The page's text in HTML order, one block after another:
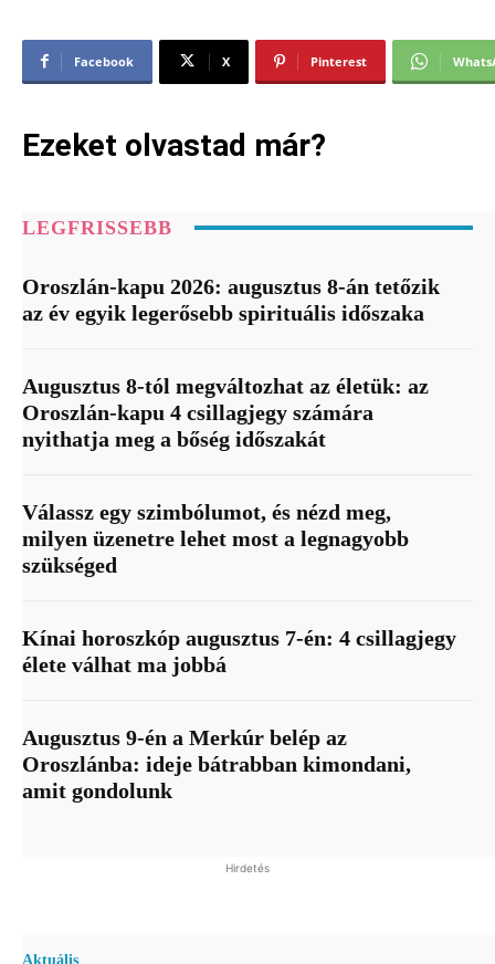
Facebook X Pinterest
Ezeket olvastad már?
LEGFRISSEBB
Oroszlán-kapu 2026: augusztus 8-án tetőzik
az év egyik legerősebb spirituális időszaka
Augusztus 8-tól megváltozhat az életük: az
Oroszlán-kapu 4 csillagjegy számára
nyithatja meg a bőség időszakát
Válassz egy szimbólumot, és nézd meg,
milyen üzenetre lehet most a legnagyobb
szükséged
Kínai horoszkóp augusztus 7-én: 4 csillagjegy
élete válhat ma jobbá
Augusztus 9-én a Merkúr belép az
Oroszlánba: ideje bátrabban kimondani,
amit gondolunk
Hirdetés
Aktuális